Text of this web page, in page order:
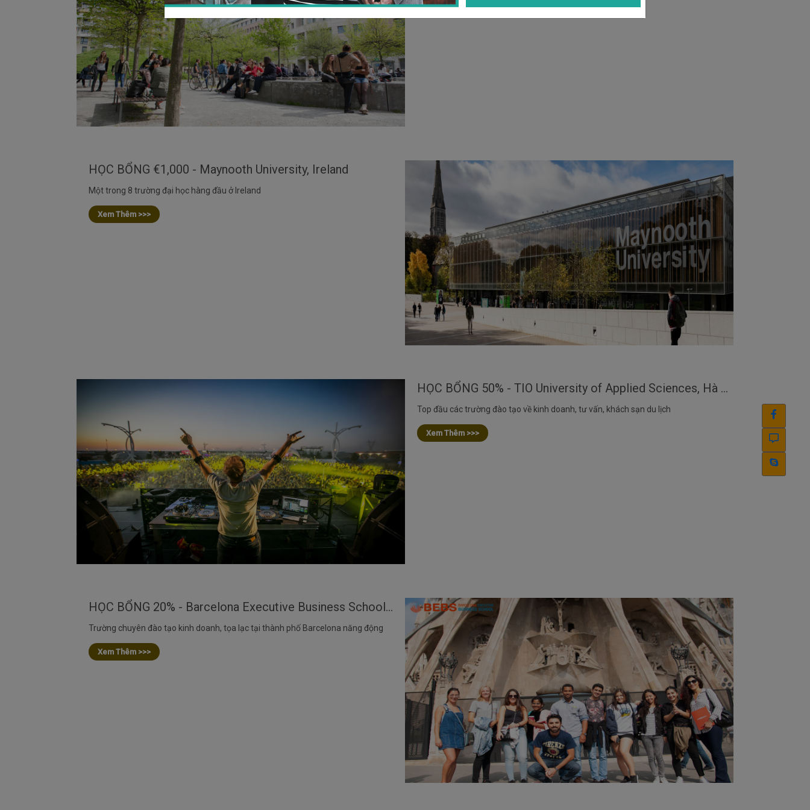
HỌC BỔNG €1,000 - Maynooth University, Ireland
Một trong 8 trường đại học hàng đầu ở Ireland
Xem Thêm >>>
HỌC BỔNG 50% - TIO University of Applied Sciences, Hà Lan
Top đầu các trường đào tạo về kinh doanh, tư vấn, khách sạn du lịch
Xem Thêm >>>
HỌC BỔNG 20% - Barcelona Executive Business School (BEBS), Tây Ban Nha
Trường chuyên đào tạo kinh doanh, tọa lạc tại thành phố Barcelona năng động
Xem Thêm >>>